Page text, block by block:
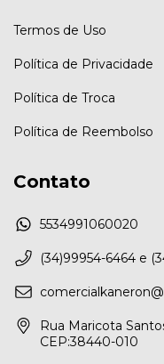
Termos de Uso
Política de Privacidade
Política de Troca
Política de Reembolso
Contato
5534991060020
(34)99954-6464 e
Rua Maricota
CEP:38440-010